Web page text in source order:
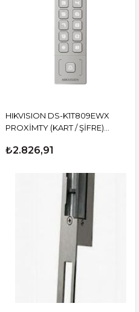
HIKVISION DS-K1T809EWX
PROXİMTY (KART / ŞİFRE)
₺2.826,91